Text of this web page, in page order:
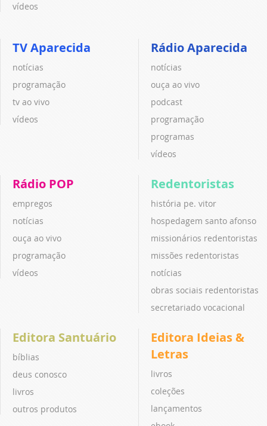
vídeos
TV Aparecida
notícias
programação
tv ao vivo
vídeos
Rádio Aparecida
notícias
ouça ao vivo
podcast
programação
programas
vídeos
Rádio POP
empregos
notícias
ouça ao vivo
programação
vídeos
Redentoristas
história pe. vitor
hospedagem santo afonso
missionários redentoristas
missões redentoristas
notícias
obras sociais redentoristas
secretariado vocacional
Editora Santuário
bíblias
deus conosco
livros
outros produtos
Editora Ideias &
Letras
livros
coleções
lançamentos